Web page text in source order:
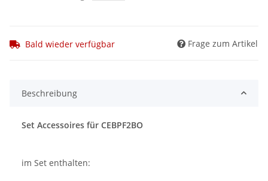
Bald wieder verfügbar Frage zum Artikel
Beschreibung
Set Accessoires für CEBPF2BO
im Set enthalten: